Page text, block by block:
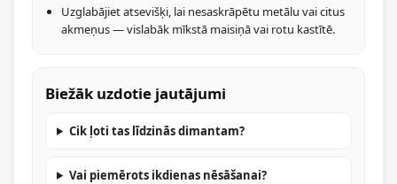
Uzglabājiet atsevišķi, lai nesaskrāpētu metālu vai citus
akmeņus — vislabāk mīkstā maisiņā vai rotu kastītē.
Biežāk uzdotie jautājumi
Cik ļoti tas līdzinās dimantam?
Vai piemērots ikdienas nēsāšanai?